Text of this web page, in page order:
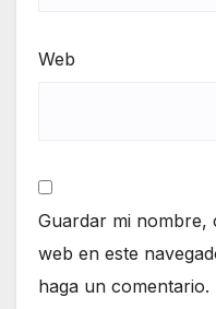
Web
Guardar mi nombre,
web en este
haga un comentario.